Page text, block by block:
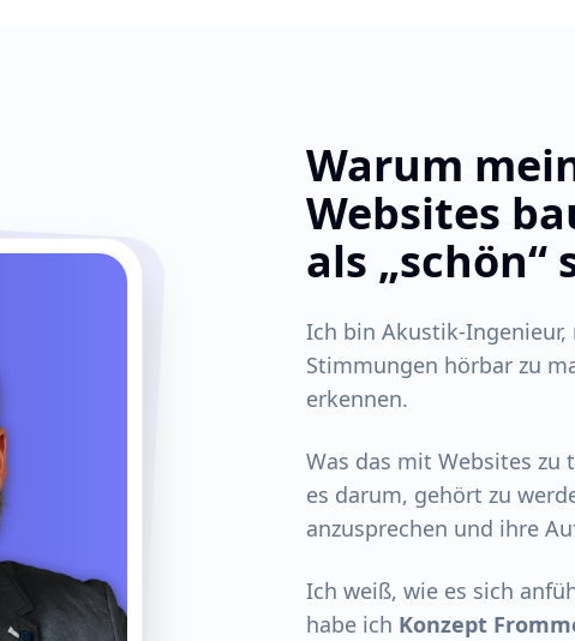
Warum
Websites
als „schön“
Ich bin Akustik-Ingenieur,
Stimmungen hörbar zu
erkennen.
Was das mit Websites zu
es darum, gehört zu
anzusprechen und ihre
Ich weiß, wie es sich
habe ich Konzept